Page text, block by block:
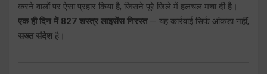
करने वालों पर ऐसा प्रहार किया है, जिसने पूरे जिले में हलचल मचा दी है।
एक ही दिन में 827 शस्त्र लाइसेंस निरस्त— यह कार्रवाई सिर्फ आंकड़ा नहीं,
सख्त संदेश है।